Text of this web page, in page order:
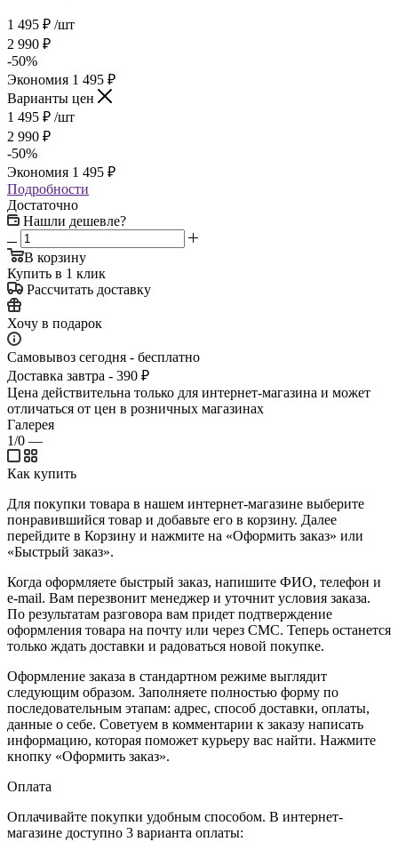
1 495 ₽ /шт
2 990 ₽
-50%
Экономия 1 495 ₽
Варианты цен
1 495 ₽ /шт
2 990 ₽
-50%
Экономия 1 495 ₽
Подробности
Достаточно
Нашли дешевле?
В корзину
Купить в 1 клик
Рассчитать доставку
Хочу в подарок
Самовывоз сегодня - бесплатно
Доставка завтра - 390 ₽
Цена действительна только для интернет-магазина и может
отличаться от цен в розничных магазинах
Галерея
1/0 —
Как купить
Для покупки товара в нашем интернет-магазине выберите
понравившийся товар и добавьте его в корзину. Далее
перейдите в Корзину и нажмите на «Оформить заказ» или
«Быстрый заказ».
Когда оформляете быстрый заказ, напишите ФИО, телефон и
e-mail. Вам перезвонит менеджер и уточнит условия заказа.
По результатам разговора вам придет подтверждение
оформления товара на почту или через СМС. Теперь останется
только ждать доставки и радоваться новой покупке.
Оформление заказа в стандартном режиме выглядит
следующим образом. Заполняете полностью форму по
последовательным этапам: адрес, способ доставки, оплаты,
данные о себе. Советуем в комментарии к заказу написать
информацию, которая поможет курьеру вас найти. Нажмите
кнопку «Оформить заказ».
Оплата
Оплачивайте покупки удобным способом. В интернет-
магазине доступно 3 варианта оплаты: